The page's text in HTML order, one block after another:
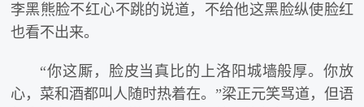
李黑熊脸不红心不跳的说道，不给他这黑脸纵使脸红
也看不出来。
“你这厮，脸皮当真比的上洛阳城墙般厚。你放
心，菜和酒都叫人随时热着在。”梁正元笑骂道，但语